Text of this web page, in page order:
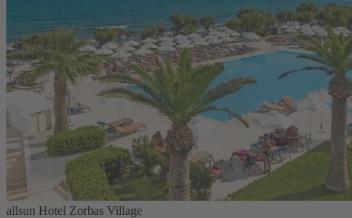
allsun Hotel Zorbas Village